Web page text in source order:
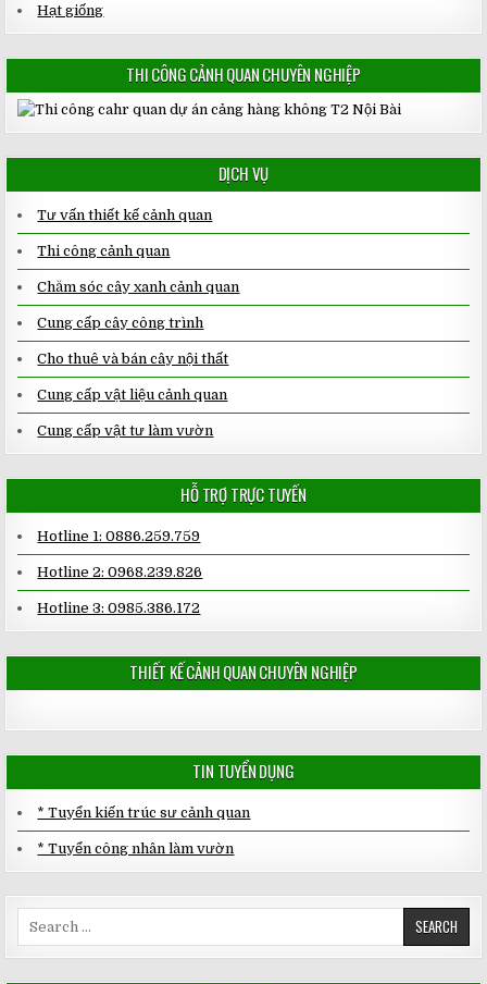
Hạt giống
THI CÔNG CẢNH QUAN CHUYÊN NGHIỆP
DỊCH VỤ
Tư vấn thiết kế cảnh quan
Thi công cảnh quan
Chăm sóc cây xanh cảnh quan
Cung cấp cây công trình
Cho thuê và bán cây nội thất
Cung cấp vật liệu cảnh quan
Cung cấp vật tư làm vườn
HỖ TRỢ TRỰC TUYẾN
Hotline 1: 0886.259.759
Hotline 2: 0968.239.826
Hotline 3: 0985.386.172
THIẾT KẾ CẢNH QUAN CHUYÊN NGHIỆP
TIN TUYỂN DỤNG
* Tuyển kiến trúc sư cảnh quan
* Tuyển công nhân làm vườn